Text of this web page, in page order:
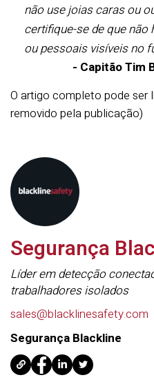
não use joias caras ou
certifique-se de que não
ou pessoais visíveis no
- Capitão Tim
O artigo completo pode ser
removido pela publicação)
Segurança
Líder em detecção
trabalhadores isolados
sales@blacklinesafety.com
Segurança Blackline